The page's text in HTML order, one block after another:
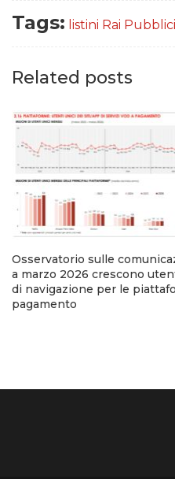
Tags: listini Rai
Related posts
Osservatorio sulle
a marzo 2026 crescono
di navigazione per le
pagamento